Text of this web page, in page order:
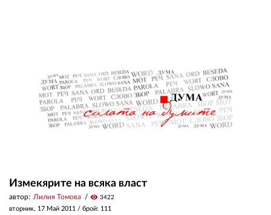
Измекярите на всяка власт
автор: Лилия Томова visibility 3422
вторник, 17 Май 2011 / брой: 111